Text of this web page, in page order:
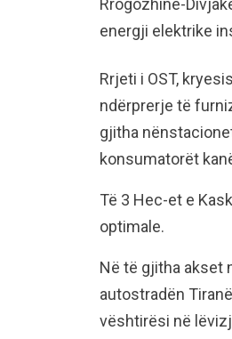
Rrogozhinë-
energji elektrike
Rrjeti i OST,
ndërprerje të
gjitha
konsumatorët
Të 3 Hec-et e
optimale.
Në të gjitha akset
autostradën
vështirësi në